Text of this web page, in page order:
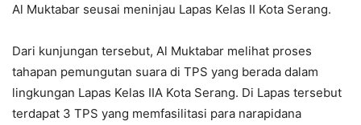
Al Muktabar seusai meninjau Lapas Kelas II Kota Serang.
Dari kunjungan tersebut, Al Muktabar melihat proses
tahapan pemungutan suara di TPS yang berada dalam
lingkungan Lapas Kelas IIA Kota Serang. Di Lapas tersebut
terdapat 3 TPS yang memfasilitasi para narapidana